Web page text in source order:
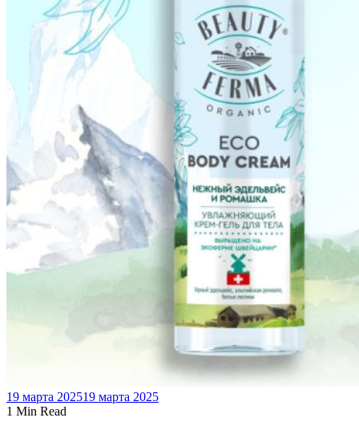
19 марта 202519 марта 2025
1 Min Read